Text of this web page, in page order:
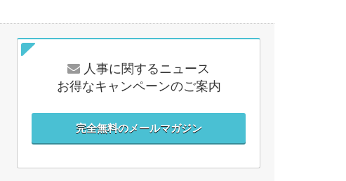
人事に関するニュース
お得なキャンペーンのご案内
完全無料のメールマガジン